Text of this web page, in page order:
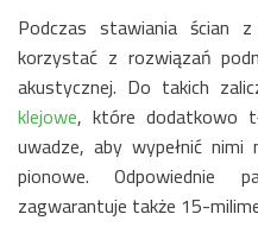
Podczas stawiania ścian
korzystać z rozwiązań
akustycznej. Do takich
klejowe, które dodatkowo
uwadze, aby wypełnić
pionowe. Odpowiednie
zagwarantuje także 15-